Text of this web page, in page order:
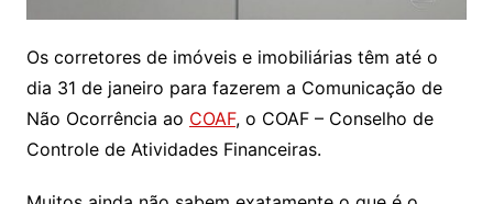
Os corretores de imóveis e imobiliárias têm até o
dia 31 de janeiro para fazerem a Comunicação de
Não Ocorrência ao COAF, o COAF – Conselho de
Controle de Atividades Financeiras.